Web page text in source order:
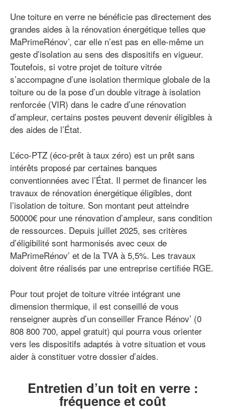
Une toiture en verre ne bénéficie pas directement des
grandes aides à la rénovation énergétique telles que
MaPrimeRénov’, car elle n’est pas en elle-même un
geste d’isolation au sens des dispositifs en vigueur.
Toutefois, si votre projet de toiture vitrée
s’accompagne d’une isolation thermique globale de la
toiture ou de la pose d’un double vitrage à isolation
renforcée (VIR) dans le cadre d’une rénovation
d’ampleur, certains postes peuvent devenir éligibles à
des aides de l’État.
L’éco-PTZ (éco-prêt à taux zéro) est un prêt sans
intérêts proposé par certaines banques
conventionnées avec l’État. Il permet de financer les
travaux de rénovation énergétique éligibles, dont
l’isolation de toiture. Son montant peut atteindre
50000€ pour une rénovation d’ampleur, sans condition
de ressources. Depuis juillet 2025, ses critères
d’éligibilité sont harmonisés avec ceux de
MaPrimeRénov’ et de la TVA à 5,5%. Les travaux
doivent être réalisés par une entreprise certifiée RGE.
Pour tout projet de toiture vitrée intégrant une
dimension thermique, il est conseillé de vous
renseigner auprès d’un conseiller France Rénov’ (0
808 800 700, appel gratuit) qui pourra vous orienter
vers les dispositifs adaptés à votre situation et vous
aider à constituer votre dossier d’aides.
Entretien d’un toit en verre :
fréquence et coût